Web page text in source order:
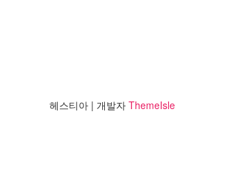
헤스티아 | 개발자 ThemeIsle